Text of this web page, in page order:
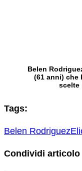
Belen
(61 anni) che
scelte
Tags:
Belen Rodriguez
Condividi articolo